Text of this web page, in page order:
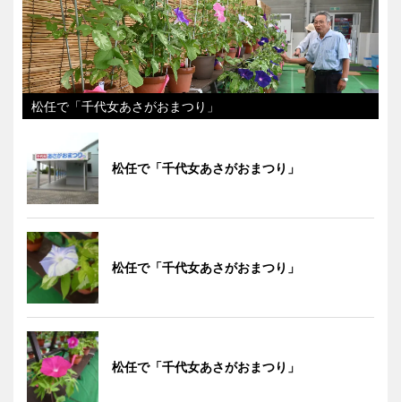
松任で「千代女あさがおまつり」
松任で「千代女あさがおまつり」
松任で「千代女あさがおまつり」
松任で「千代女あさがおまつり」